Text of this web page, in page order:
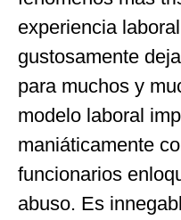
experiencia
gustosamente
para muchos y
modelo laboral
maniáticamente
funcionarios
abuso. Es